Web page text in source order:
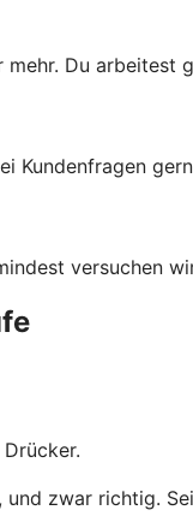
Du
Kundenfragen
versuchen
und zwar richtig.